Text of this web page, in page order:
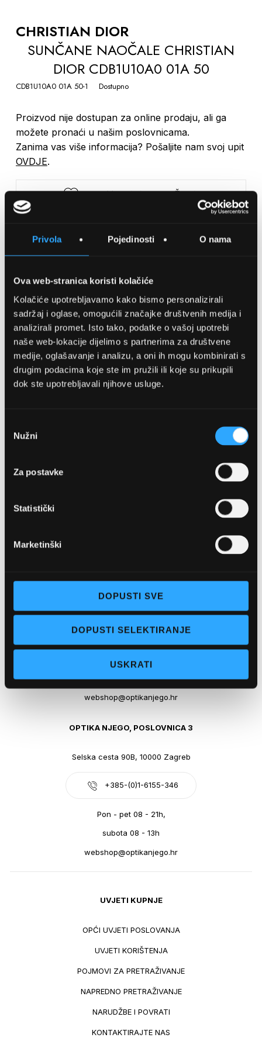
Privola Pojedinosti O nama
Ova web-stranica koristi kolačiće
Kolačiće upotrebljavamo kako bismo personalizirali
sadržaj i oglase, omogućili značajke društvenih medija i
analizirali promet. Isto tako, podatke o vašoj upotrebi
naše web-lokacije dijelimo s partnerima za društvene
medije, oglašavanje i analizu, a oni ih mogu kombinirati s
drugim podacima koje ste im pružili ili koje su prikupili
dok ste upotrebljavali njihove usluge.
pristanka
Nužni
Za postavke
Statistički
Marketinški
DOPUSTI SVE
DOPUSTI SELEKTIRANJE
USKRATI
THE
BEGINNING
GALLERY
CHRISTIAN DIOR
SUNČANE NAOČALE CHRISTIAN
DIOR CDB1U10A0 01A 50
CDB1U10A0 01A 50-1 Dostupno
Proizvod nije dostupan za online prodaju, ali ga
možete pronaći u našim poslovnicama.
Zanima vas više informacija? Pošaljite nam svoj upit
OVDJE.
SPREMITE NA LISTU ŽELJA
Podijeli s prijateljima
Obala kralja Tomislava 14, 21300 Makarska
+385-(0)21-612-709
Pon - pet: 07 - 21h,
Sub: 07-21h
webshop@optikanjego.hr
OPTIKA NJEGO, POSLOVNICA 3
Selska cesta 90B, 10000 Zagreb
+385-(0)1-6155-346
Pon - pet 08 - 21h,
subota 08 - 13h
webshop@optikanjego.hr
UVJETI KUPNJE
OPĆI UVJETI POSLOVANJA
UVJETI KORIŠTENJA
POJMOVI ZA PRETRAŽIVANJE
NAPREDNO PRETRAŽIVANJE
NARUDŽBE I POVRATI
KONTAKTIRAJTE NAS